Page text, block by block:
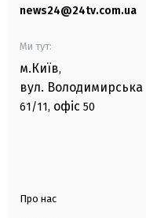
news24@24tv.com.ua
Ми тут:
м.Київ,
вул. Володимирська
61/11, офіс 50
Про нас